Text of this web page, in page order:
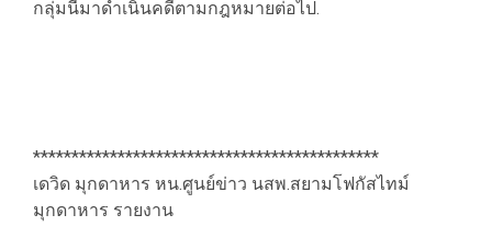
กลุ่มนี้มาดำเนินคดีตามกฎหมายต่อไป.
*********************************************
เดวิด มุกดาหาร หน.ศูนย์ข่าว นสพ.สยามโฟกัสไทม์
มุกดาหาร รายงาน